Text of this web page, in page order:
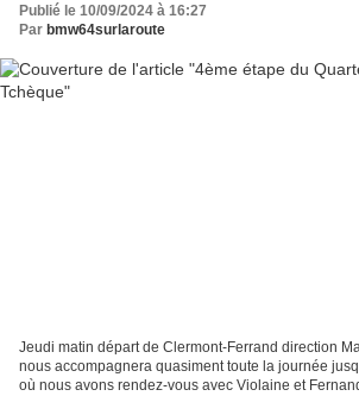
Publié le 10/09/2024 à 16:27
Par bmw64surlaroute
Jeudi matin départ de Clermont-Ferrand direction
nous accompagnera quasiment toute la journée
où nous avons rendez-vous avec Violaine et